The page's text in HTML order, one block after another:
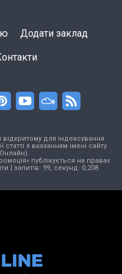
Додати заклад
для індексування
статті з вказанням імені сайту
публікується на правах
| запитів: 99, секунд: 0,208